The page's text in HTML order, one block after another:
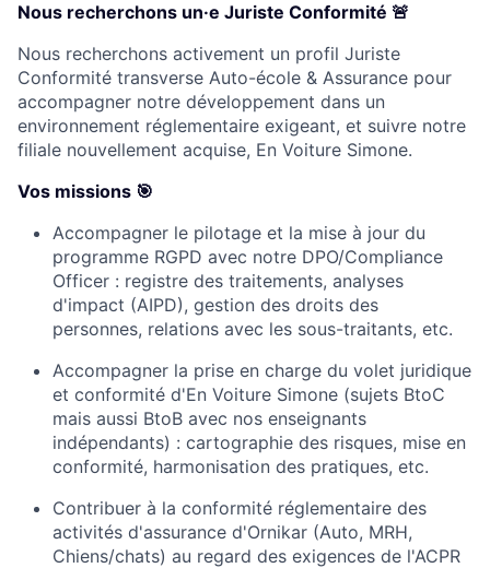
Nous recherchons un·e Juriste Conformité 🚨
Nous recherchons activement un profil Juriste
Conformité transverse Auto-école & Assurance pour
accompagner notre développement dans un
environnement réglementaire exigeant, et suivre notre
filiale nouvellement acquise, En Voiture Simone.
Vos missions 🎯
Accompagner le pilotage et la mise à jour du
programme RGPD avec notre DPO/Compliance
Officer : registre des traitements, analyses
d'impact (AIPD), gestion des droits des
personnes, relations avec les sous-traitants, etc.
Accompagner la prise en charge du volet juridique
et conformité d'En Voiture Simone (sujets BtoC
mais aussi BtoB avec nos enseignants
indépendants) : cartographie des risques, mise en
conformité, harmonisation des pratiques, etc.
Contribuer à la conformité réglementaire des
activités d'assurance d'Ornikar (Auto, MRH,
Chiens/chats) au regard des exigences de l'ACPR